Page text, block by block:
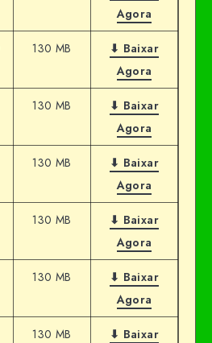
Agora
130 MB
⬇ Baixar
Agora
130 MB
⬇ Baixar
Agora
130 MB
⬇ Baixar
Agora
130 MB
⬇ Baixar
Agora
130 MB
⬇ Baixar
Agora
130 MB
⬇ Baixar